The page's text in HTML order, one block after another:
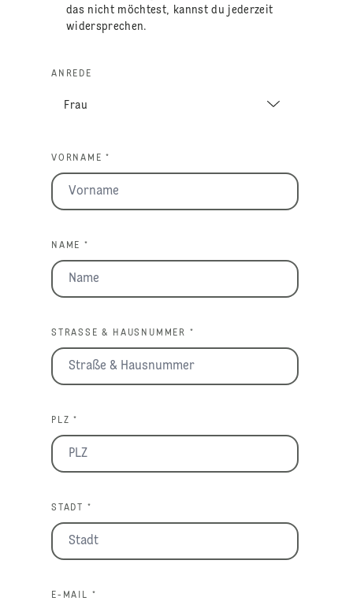
das nicht möchtest, kannst du jederzeit
widersprechen.
ANREDE
VORNAME *
NAME *
STRASSE & HAUSNUMMER *
PLZ *
STADT *
E-MAIL *